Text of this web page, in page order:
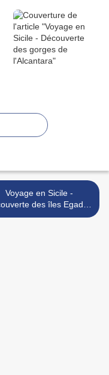
Voyage en Sicile -
des îles Egades
- Levanzo >